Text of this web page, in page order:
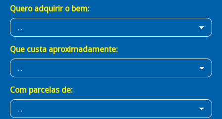
Quero adquirir o bem:
Que custa aproximadamente:
Com parcelas de: